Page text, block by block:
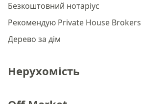
Безкоштовний нотаріус
Рекомендую Private House Brokers
Дерево за дім
Нерухомість